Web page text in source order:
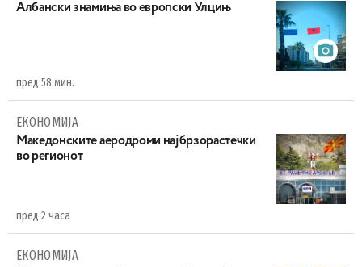
Aлбански знамиња во европски Улцињ
пред 58 мин.
ЕКОНОМИЈА
Maкедонските аеродроми најбрзорастечки
во регионот
пред 2 часа
ЕКОНОМИЈА